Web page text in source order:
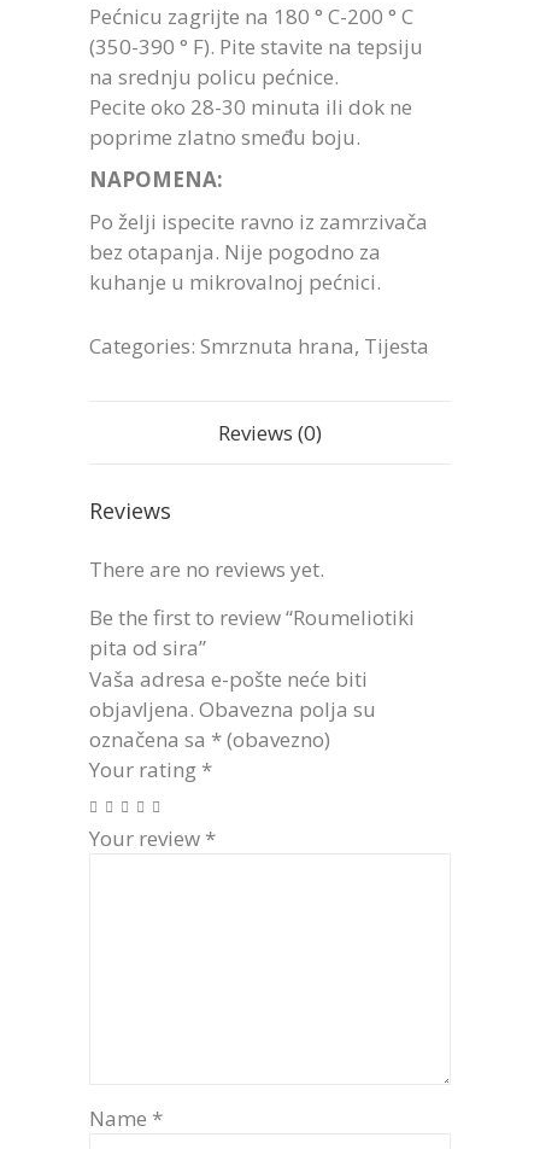
Pećnicu zagrijte na 180 ° C-200 ° C
(350-390 ° F). Pite stavite na tepsiju
na srednju policu pećnice.
Pecite oko 28-30 minuta ili dok ne
poprime zlatno smeđu boju.
NAPOMENA:
Po želji ispecite ravno iz zamrzivača
bez otapanja. Nije pogodno za
kuhanje u mikrovalnoj pećnici.
Categories: Smrznuta hrana, Tijesta
Reviews (0)
Reviews
There are no reviews yet.
Be the first to review “Roumeliotiki
pita od sira”
Vaša adresa e-pošte neće biti
objavljena. Obavezna polja su
označena sa * (obavezno)
Your rating *
Your review *
Name *